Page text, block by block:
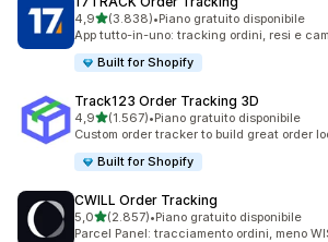
4,9stelle su 5
(3.838)
3838 recensioni totali
•Piano gratuito disponibile
App tutto-in-uno: tracking ordini, resi e
Built for Shopify
Track123 Order Tracking 3D
4,9stelle su 5
(1.567)
1567 recensioni totali
•Piano gratuito disponibile
Custom order tracker to build great order
Built for Shopify
CWILL Order Tracking
5,0stelle su 5
(2.857)
2857 recensioni totali
•Piano gratuito disponibile
Parcel Panel: tracciamento ordini, meno